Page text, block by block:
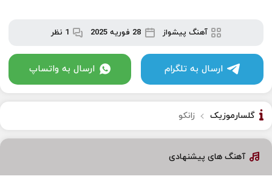
آهنگ پیشواز 28 فوریه 2025 1 نظر
ارسال به تلگرام ارسال به واتساپ
گلسارموزیک زانکو
آهنگ های پیشنهادی